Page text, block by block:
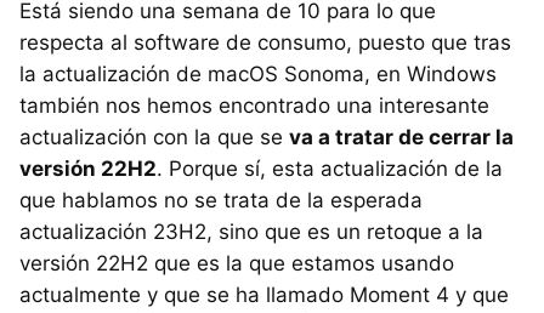
Está siendo una semana de 10 para lo que
respecta al software de consumo, puesto que tras
la actualización de macOS Sonoma, en Windows
también nos hemos encontrado una interesante
actualización con la que se va a tratar de cerrar la
versión 22H2. Porque sí, esta actualización de la
que hablamos no se trata de la esperada
actualización 23H2, sino que es un retoque a la
versión 22H2 que es la que estamos usando
actualmente y que se ha llamado Moment 4 y que